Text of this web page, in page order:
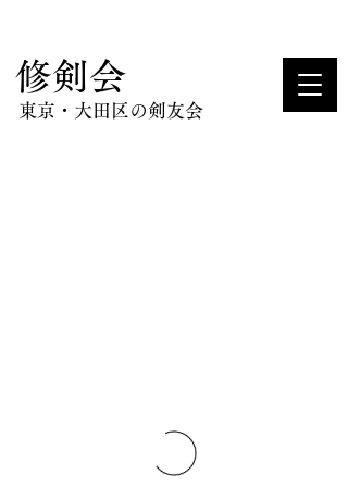
​修剣会
東京・大田区の剣友会